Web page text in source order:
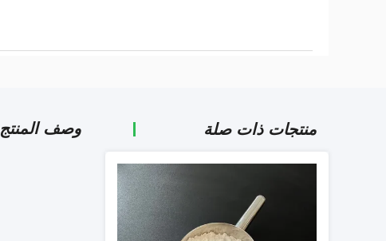
منتجات ذات صلة وصف المنتج